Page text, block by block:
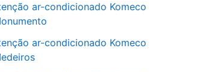
ar-condicionado Komeco
ar-condicionado Komeco